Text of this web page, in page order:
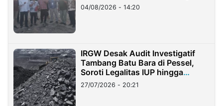
04/08/2026 - 14:20
IRGW Desak Audit Investigatif
Tambang Batu Bara di Pessel,
Soroti Legalitas IUP hingga
Stockpile
27/07/2026 - 20:21